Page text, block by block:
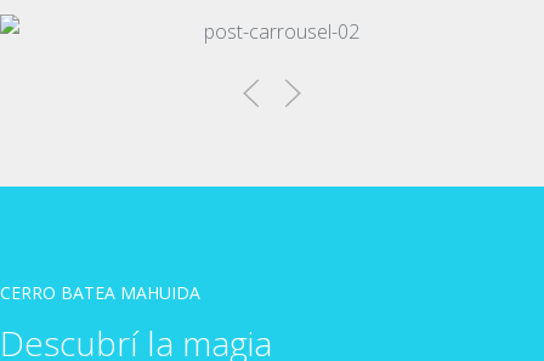
CERRO BATEA MAHUIDA
Descubrí la magia